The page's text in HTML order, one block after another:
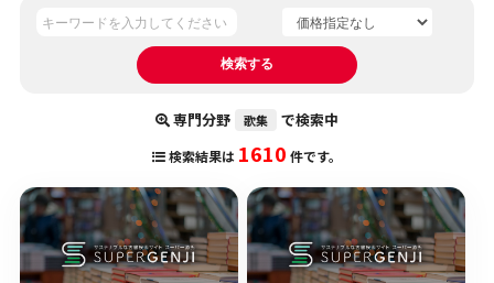
専門分野 歌集 で検索中
検索結果は 1610 件です。